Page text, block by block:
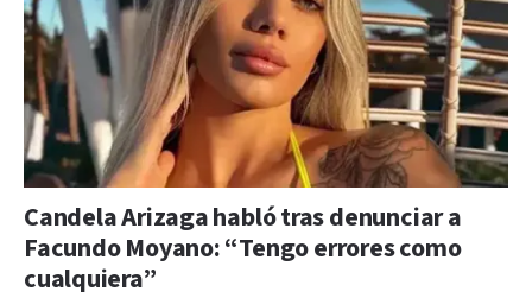
Candela Arizaga habló tras denunciar a
Facundo Moyano: “Tengo errores como
cualquiera”